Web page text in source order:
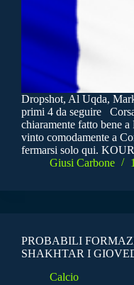
Dropshot, Al Uqda,
primi 4 da seguire
chiaramente fatto bene
vinto comodamente a
fermarsi solo qui.
Giusi Carbone
PROBABILI
SHAKHTAR I
Calcio